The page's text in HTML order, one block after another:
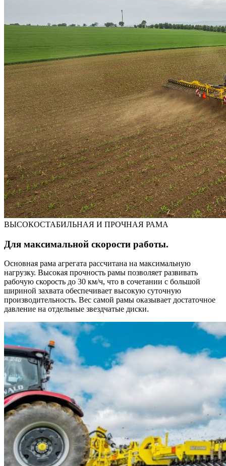
ВЫСОКОСТАБИЛЬНАЯ И ПРОЧНАЯ РАМА
Для максимальной скорости работы.
Основная рама агрегата рассчитана на максимальную
нагрузку. Высокая прочность рамы позволяет развивать
рабочую скорость до 30 км/ч, что в сочетании с большой
шириной захвата обеспечивает высокую суточную
производительность. Вес самой рамы оказывает достаточное
давление на отдельные звездчатые диски.